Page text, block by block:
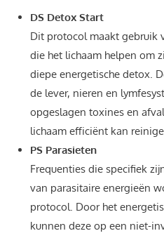
DS Detox Start
Dit protocol maakt gebruik
die het lichaam helpen om
diepe energetische detox.
de lever, nieren en
opgeslagen toxines en
lichaam efficiënt kan
PS Parasieten
Frequenties die specifiek
van parasitaire energieën
protocol. Door het
kunnen deze op een niet-